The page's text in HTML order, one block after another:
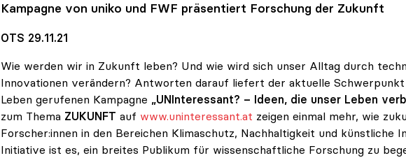
Kampagne von uniko und FWF präsentiert Forschung der Zukunft
OTS 29.11.21
Wie werden wir in Zukunft leben? Und wie wird sich unser Alltag durch
Innovationen verändern? Antworten darauf liefert der aktuelle
Leben gerufenen Kampagne „UNInteressant? – Ideen, die unser Leben
zum Thema ZUKUNFT auf www.uninteressant.at zeigen einmal mehr, wie
Forscher:innen in den Bereichen Klimaschutz, Nachhaltigkeit und künstliche
Initiative ist es, ein breites Publikum für wissenschaftliche Forschung zu